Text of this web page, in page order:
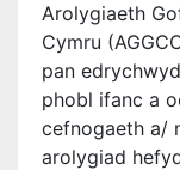
Arolygiaeth
Cymru
pan
phobl ifanc a
cefnogaeth a/
arolygiad